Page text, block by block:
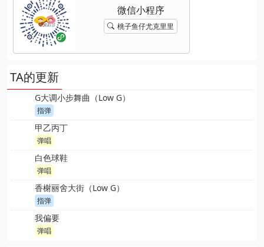
桃子鱼仔尤克里里
TA的更新
G大调小步舞曲（Low G）
指弹
甲乙丙丁
弹唱
白色球鞋
弹唱
香榭丽舍大街（Low G）
指弹
我偏要
弹唱